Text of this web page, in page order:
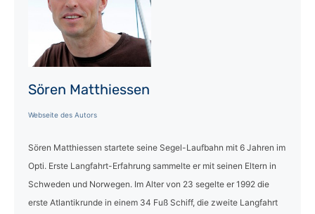
Sören Matthiessen
Webseite des Autors
Sören Matthiessen startete seine Segel-Laufbahn mit 6 Jahren im
Opti. Erste Langfahrt-Erfahrung sammelte er mit seinen Eltern in
Schweden und Norwegen. Im Alter von 23 segelte er 1992 die
erste Atlantikrunde in einem 34 Fuß Schiff, die zweite Langfahrt